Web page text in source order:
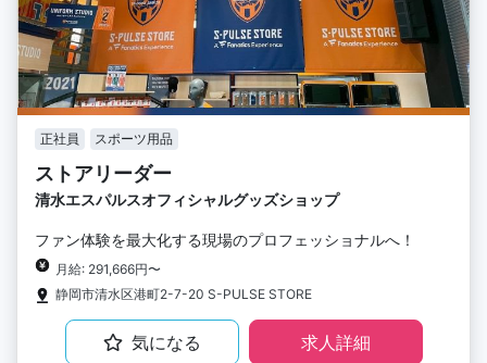
正社員 スポーツ用品
ストアリーダー
清水エスパルスオフィシャルグッズショップ
ファン体験を最大化する現場のプロフェッショナルへ！
月給: 291,666円〜
静岡市清水区港町2-7-20 S-PULSE STORE
気になる 求人詳細